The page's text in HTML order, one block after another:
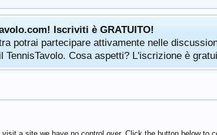
Iscriviti è GRATUITO!
potrai partecipare attivamente nelle
Cosa aspetti? L'iscrizione è